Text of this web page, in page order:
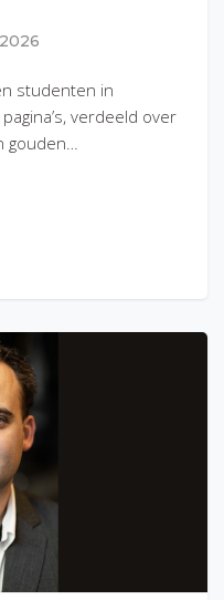
studenten in
verdeeld over